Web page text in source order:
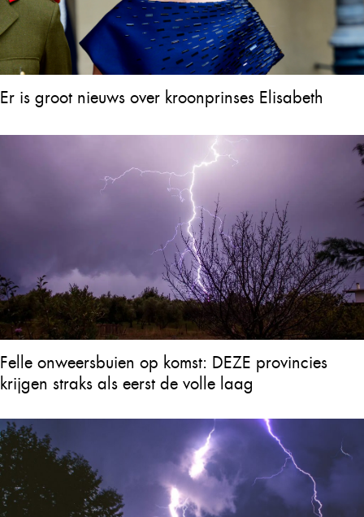
Er is groot nieuws over kroonprinses Elisabeth
Felle onweersbuien op komst: DEZE provincies
krijgen straks als eerst de volle laag